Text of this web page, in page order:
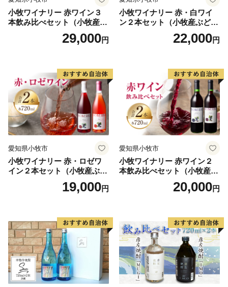
小牧ワイナリー 赤ワイン３
本飲み比べセット（小牧産ぶ
どう100％使用）29,000円
小牧ワイナリー 赤・白ワイ
ン２本セット（小牧産ぶどう
22,000円
愛知県小牧市
小牧ワイナリー 赤・ロゼワ
イン２本セット（小牧産ぶど
19,000円
愛知県小牧市
小牧ワイナリー 赤ワイン２
本飲み比べセット（小牧産ぶ
どう100％使用）20,000円